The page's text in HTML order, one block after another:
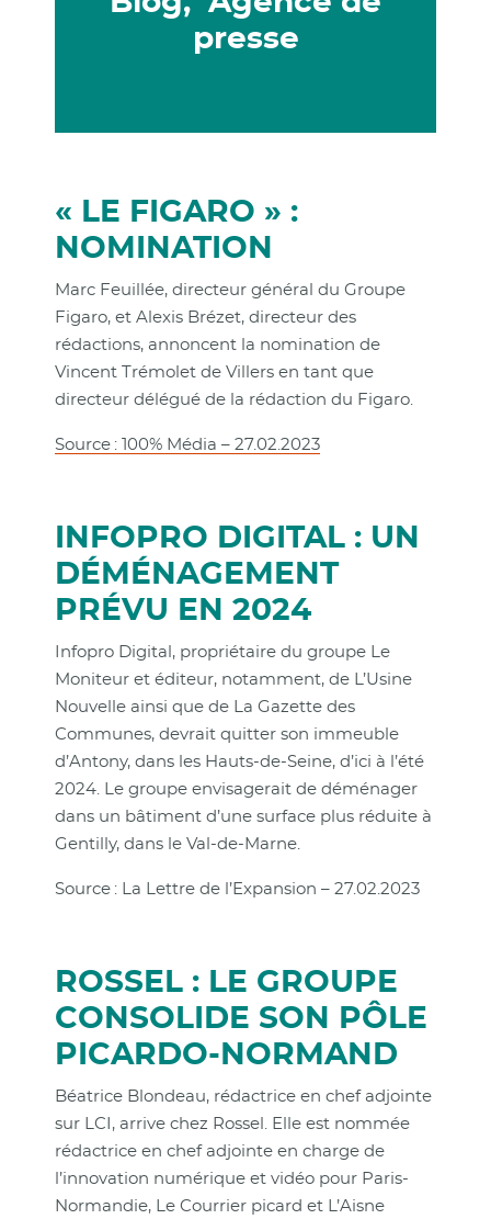
presse
« LE FIGARO » :
NOMINATION
Marc Feuillée, directeur général du Groupe
Figaro, et Alexis Brézet, directeur des
rédactions, annoncent la nomination de
Vincent Trémolet de Villers en tant que
directeur délégué de la rédaction du Figaro.
Source : 100% Média – 27.02.2023
INFOPRO DIGITAL : UN
DÉMÉNAGEMENT
PRÉVU EN 2024
Infopro Digital, propriétaire du groupe Le
Moniteur et éditeur, notamment, de L’Usine
Nouvelle ainsi que de La Gazette des
Communes, devrait quitter son immeuble
d’Antony, dans les Hauts-de-Seine, d’ici à l’été
2024. Le groupe envisagerait de déménager
dans un bâtiment d’une surface plus réduite à
Gentilly, dans le Val-de-Marne.
Source : La Lettre de l’Expansion – 27.02.2023
ROSSEL : LE GROUPE
CONSOLIDE SON PÔLE
PICARDO-NORMAND
Béatrice Blondeau, rédactrice en chef adjointe
sur LCI, arrive chez Rossel. Elle est nommée
rédactrice en chef adjointe en charge de
l’innovation numérique et vidéo pour Paris-
Normandie, Le Courrier picard et L’Aisne